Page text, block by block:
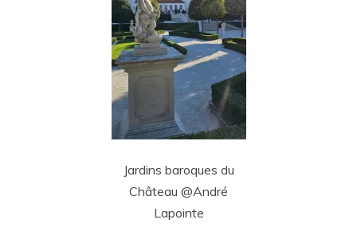
Jardins baroques du
Château @André
Lapointe